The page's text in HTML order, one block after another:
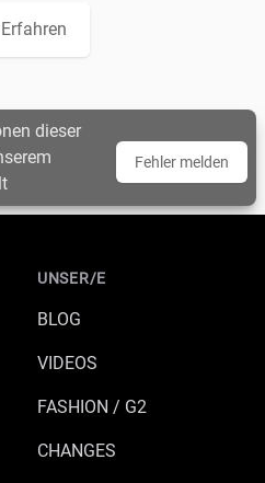
dieser
Fehler melden
UNSER/E
BLOG
VIDEOS
FASHION / G2
CHANGES